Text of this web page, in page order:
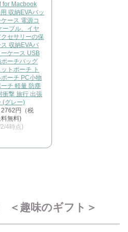
for Macbook
収納EVAバッ
ース 電源コ
ーブル、イヤ
セサリーの保
収納EVAバ
ーケース USB
ーチバッグ
トポーチ ト
ーチ PC小物
ーチ 軽量 防塵
衝撃 旅行 出張
(グレー)
円（税
無料)
4時点)
＜趣味のギフト＞